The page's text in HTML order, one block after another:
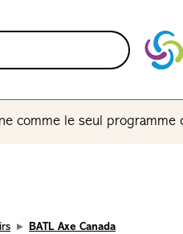
comme le seul
BATL Axe Canada